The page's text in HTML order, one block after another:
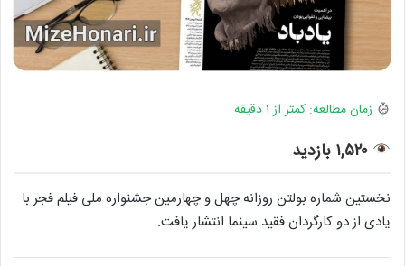
زمان مطالعه: کمتر از ۱ دقیقه
۱,۵۲۰ بازدید
نخستین شماره بولتن روزانه چهل و چهارمین جشنواره ملی فیلم فجر با
یادی از دو کارگردان فقید سینما انتشار یافت.